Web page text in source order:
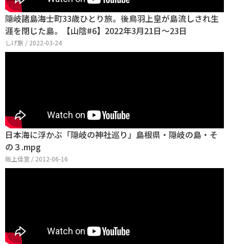
隠岐諸島海士町33歳ひとり旅。後鳥羽上皇が島流しされ生
涯を閉じた島。【山陰#6】2022年3月21日〜23日
しげ旅 / 2022-03-24
日本海に浮かぶ「隠岐の神社巡り」島根県・隠岐の島・そ
の３.mpg
阪上佳宣 / 2012-06-16